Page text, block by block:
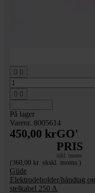
 
 
På lager
Varenr. 8005614
450,00 krGO'
PRIS
inkl. moms
(360,00 kr. ekskl. moms.)
Güde
Elektrodeholder/håndtag og
stelkabel 250 A